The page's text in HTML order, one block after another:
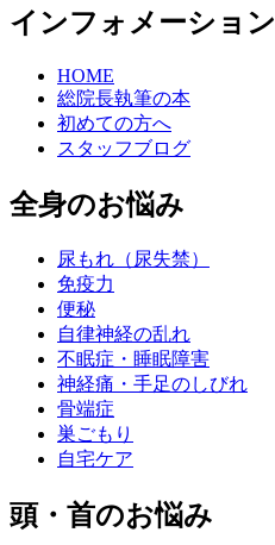
インフォメーション
HOME
総院長執筆の本
初めての方へ
スタッフブログ
全身のお悩み
尿もれ（尿失禁）
免疫力
便秘
自律神経の乱れ
不眠症・睡眠障害
神経痛・手足のしびれ
骨端症
巣ごもり
自宅ケア
頭・首のお悩み